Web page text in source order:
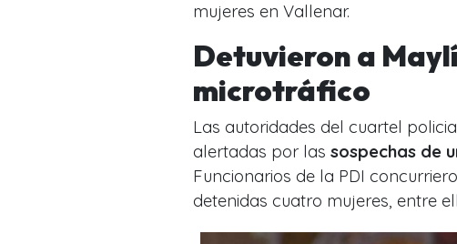
mujeres en Vallenar.
Detuvieron a
microtráfico
Las autoridades del cuartel
alertadas por las sospechas de
Funcionarios de la PDI
detenidas cuatro mujeres, entre